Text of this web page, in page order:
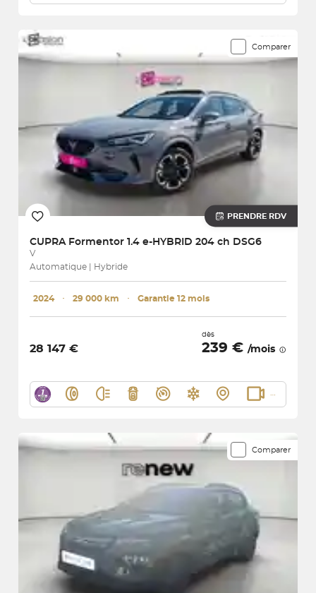
Comparer
PRENDRE RDV
CUPRA Formentor 1.4 e-HYBRID 204 ch DSG6
V
Automatique | Hybride
2024 ･ 29 000 km ･ Garantie 12 mois
28 147 €
dès
239 € /mois
Comparer